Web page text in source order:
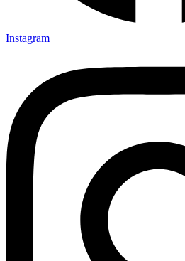
Instagram